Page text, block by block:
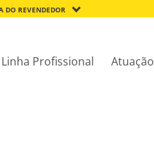
DO REVENDEDOR
Linha Profissional Atuação